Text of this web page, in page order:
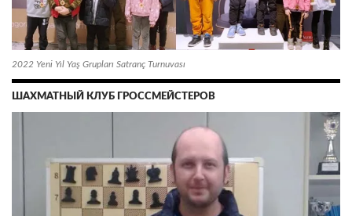
2022 Yeni Yıl Yaş Grupları Satranç Turnuvası
ШАХМАТНЫЙ КЛУБ ГРОССМЕЙСТЕРОВ